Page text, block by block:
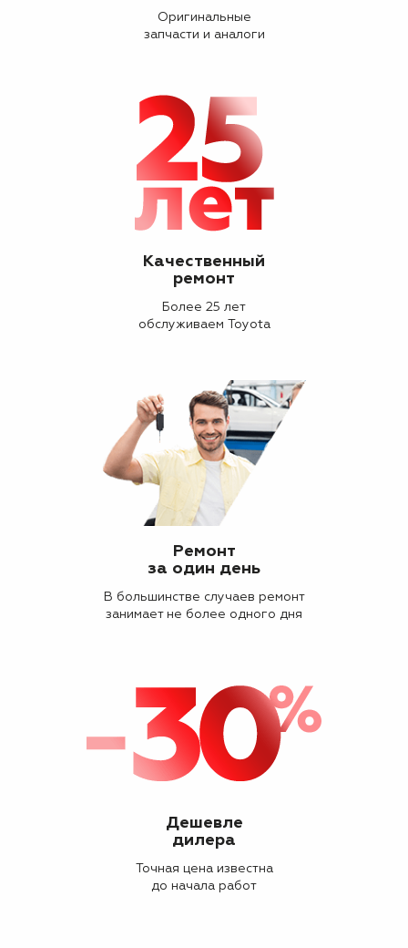
Оригинальные
запчасти и аналоги
Качественный
ремонт
Более 25 лет
обслуживаем Toyota
Ремонт
за один день
В большинстве случаев ремонт
занимает не более одного дня
Дешевле
дилера
Точная цена известна
до начала работ